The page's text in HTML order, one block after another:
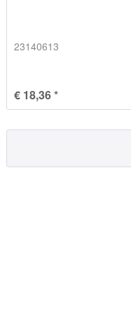
23140613
€ 18,36 *